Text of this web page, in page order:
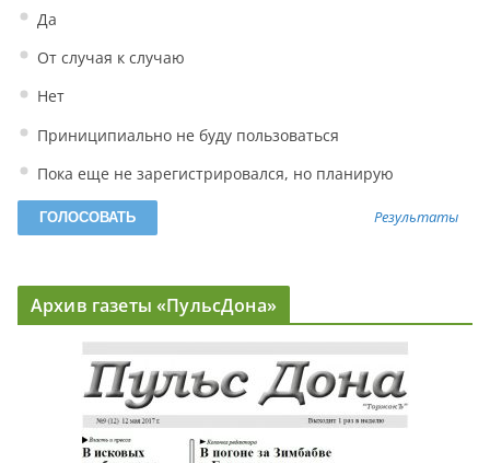
Да
От случая к случаю
Нет
Приниципиально не буду пользоваться
Пока еще не зарегистрировался, но планирую
Результаты
Архив газеты «ПульсДона»